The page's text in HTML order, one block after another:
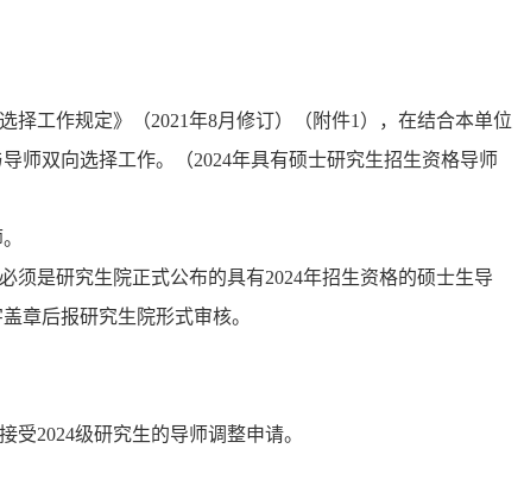
择工作规定》（2021年8月修订）（附件1），在结合本单位
师双向选择工作。（2024年具有硕士研究生招生资格导师
须是研究生院正式公布的具有2024年招生资格的硕士生导
章后报研究生院形式审核。
受2024级研究生的导师调整申请。